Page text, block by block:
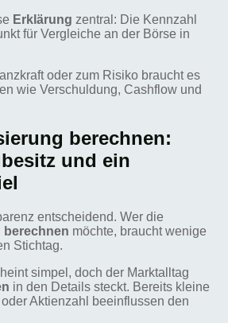
Erklärung zentral: Die Kennzahl
für Vergleiche an der Börse in
oder zum Risiko braucht es
wie Verschuldung, Cashflow und
berechnen:
und ein
entscheidend. Wer die
berechnen möchte, braucht wenige
Stichtag.
simpel, doch der Marktalltag
in den Details steckt. Bereits kleine
Aktienzahl beeinflussen den